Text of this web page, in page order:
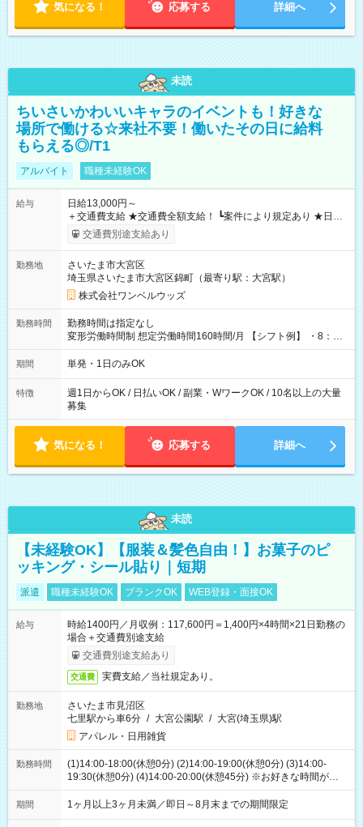
気になる！ 応募する 詳細へ
未読
ちいさいかわいいキャラのイベントも！好きな
場所で働ける☆来社不要！働いたその日に給料
もらえる◎/T1
アルバイト 職種未経験OK
給与
日給13,000円～
＋交通費支給 ★交通費全額支給！ ┗案件により規定あり ★日払
いOK！（規定あり） ┗働いたその日に現金GET♪ お仕事後はコ
ンビニATMから 日払い分を引き落とせます！ 【試用期間】試
交通費別途支給あり
勤務地
さいたま市大宮区
埼玉県さいたま市大宮区錦町（最寄り駅：大宮駅）
株式会社ワンベルウッズ
勤務時間
勤務時間は指定なし
変形労働時間制 想定労働時間160時間/月 【シフト例】 ・8：00
～21：00
期間 単発・1日のみOK
特徴
週1日からOK / 日払いOK / 副業・WワークOK / 10名以上の大量
募集
気になる！ 応募する 詳細へ
未読
【未経験OK】【服装＆髪色自由！】お菓子のピ
ッキング・シール貼り｜短期
派遣 職種未経験OK ブランクOK WEB登録・面接OK
給与
時給1400円／月収例：117,600円＝1,400円×4時間×21日勤務の
場合＋交通費別途支給
交通費別途支給あり
交通費 実費支給／当社規定あり。
勤務地
さいたま市見沼区
七里駅から車6分 / 大宮公園駅 / 大宮(埼玉県)駅
アパレル・日用雑貨
勤務時間
(1)14:00-18:00(休憩0分) (2)14:00-19:00(休憩0分) (3)14:00-
19:30(休憩0分) (4)14:00-20:00(休憩45分) ※お好きな時間が選べ
ます
期間 1ヶ月以上3ヶ月未満／即日～8月末までの期間限定